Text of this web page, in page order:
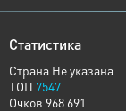
Статистика
Страна Не указана
ТОП 7547
Очков 968 691